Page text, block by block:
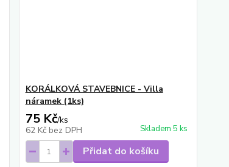
KORÁLKOVÁ STAVEBNICE - Villa
náramek (1ks)
75 Kč/ks
62 Kč bez DPH Skladem 5 ks
Přidat do košíku